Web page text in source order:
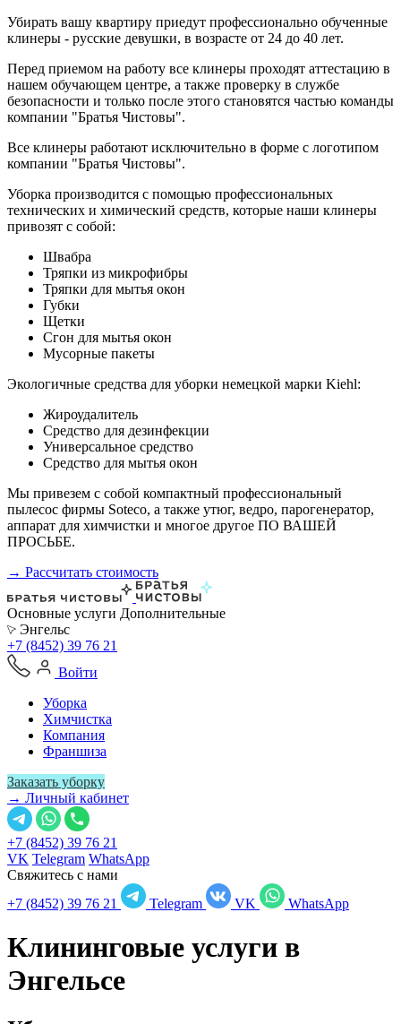
Убирать вашу квартиру приедут профессионально обученные
клинеры - русские девушки, в возрасте от 24 до 40 лет.
Перед приемом на работу все клинеры проходят аттестацию в
нашем обучающем центре, а также проверку в службе
безопасности и только после этого становятся частью команды
компании "Братья Чистовы".
Все клинеры работают исключительно в форме с логотипом
компании "Братья Чистовы".
Уборка производится с помощью профессиональных
технических и химический средств, которые наши клинеры
привозят с собой:
Швабра
Тряпки из микрофибры
Тряпки для мытья окон
Губки
Щетки
Сгон для мытья окон
Мусорные пакеты
Экологичные средства для уборки немецкой марки Kiehl:
Жироудалитель
Средство для дезинфекции
Универсальное средство
Средство для мытья окон
Мы привезем с собой компактный профессиональный
пылесос фирмы Soteco, а также утюг, ведро, парогенератор,
аппарат для химчистки и многое другое ПО ВАШЕЙ
ПРОСЬБЕ.
→ Рассчитать стоимость
Основные услуги Дополнительные
Энгельс
+7 (8452) 39 76 21
Войти
Уборка
Химчистка
Компания
Франшиза
Заказать уборку
→ Личный кабинет
+7 (8452) 39 76 21
VK Telegram WhatsApp
Свяжитесь с нами
+7 (8452) 39 76 21
Telegram VK WhatsApp
Клининговые услуги в
Энгельсе